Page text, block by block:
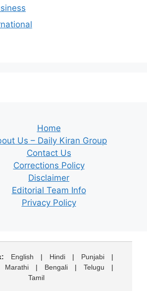
Home
Us – Daily Kiran Group
Contact Us
Corrections Policy
Disclaimer
Editorial Team Info
Privacy Policy
English | Hindi | Punjabi
|
Marathi | Bengali | Telugu
|
Tamil